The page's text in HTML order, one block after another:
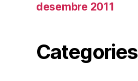
desembre 2011
Categories